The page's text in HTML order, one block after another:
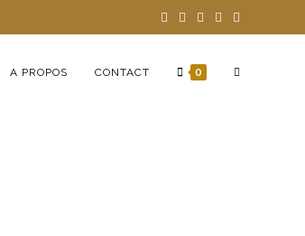
A PROPOS CONTACT 0